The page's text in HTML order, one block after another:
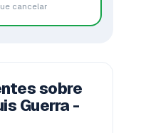
cancelar
sobre
Guerra -